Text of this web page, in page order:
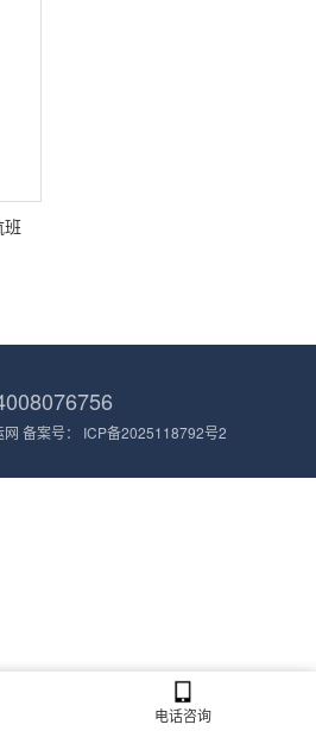
班
备案号： ICP备2025118792号2
电话咨询